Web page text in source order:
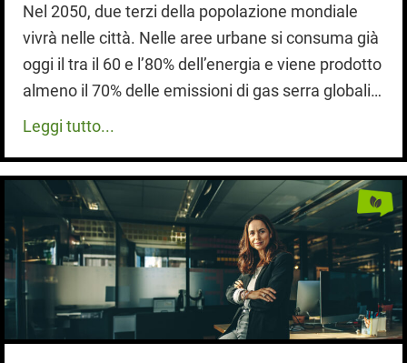
Nel 2050, due terzi della popolazione mondiale
vivrà nelle città. Nelle aree urbane si consuma già
oggi il tra il 60 e l’80% dell’energia e viene prodotto
almeno il 70% delle emissioni di gas serra globali…
Leggi tutto...